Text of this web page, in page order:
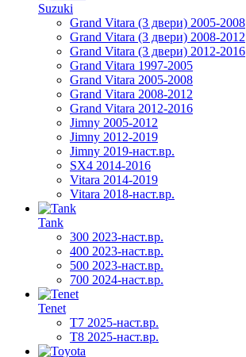
Suzuki
Grand Vitara (3 двери) 2005-2008
Grand Vitara (3 двери) 2008-2012
Grand Vitara (3 двери) 2012-2016
Grand Vitara 1997-2005
Grand Vitara 2005-2008
Grand Vitara 2008-2012
Grand Vitara 2012-2016
Jimny 2005-2012
Jimny 2012-2019
Jimny 2019-наст.вр.
SX4 2014-2016
Vitara 2014-2019
Vitara 2018-наст.вр.
Tank
300 2023-наст.вр.
400 2023-наст.вр.
500 2023-наст.вр.
700 2024-наст.вр.
Tenet
T7 2025-наст.вр.
T8 2025-наст.вр.